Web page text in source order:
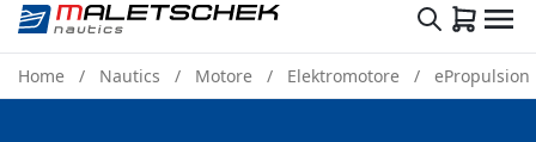
Home Nautics Motore Elektromotore ePropulsion